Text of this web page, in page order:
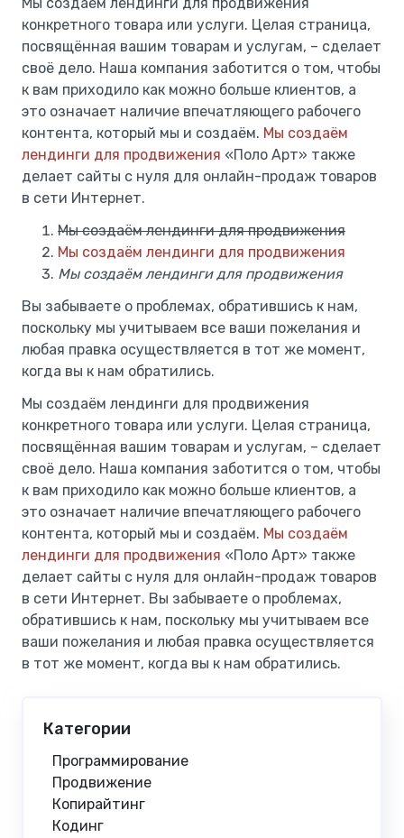
конкретного товара или услуги. Целая страница,
посвящённая вашим товарам и услугам, – сделает
своё дело. Наша компания заботится о том, чтобы
к вам приходило как можно больше клиентов, а
это означает наличие впечатляющего рабочего
контента, который мы и создаём. Мы создаём
лендинги для продвижения «Поло Арт» также
делает сайты с нуля для онлайн-продаж товаров
в сети Интернет.
Мы создаём лендинги для продвижения
Мы создаём лендинги для продвижения
Мы создаём лендинги для продвижения
Вы забываете о проблемах, обратившись к нам,
поскольку мы учитываем все ваши пожелания и
любая правка осуществляется в тот же момент,
когда вы к нам обратились.
Мы создаём лендинги для продвижения
конкретного товара или услуги. Целая страница,
посвящённая вашим товарам и услугам, – сделает
своё дело. Наша компания заботится о том, чтобы
к вам приходило как можно больше клиентов, а
это означает наличие впечатляющего рабочего
контента, который мы и создаём. Мы создаём
лендинги для продвижения «Поло Арт» также
делает сайты с нуля для онлайн-продаж товаров
в сети Интернет. Вы забываете о проблемах,
обратившись к нам, поскольку мы учитываем все
ваши пожелания и любая правка осуществляется
в тот же момент, когда вы к нам обратились.
Категории
Программирование
Продвижение
Копирайтинг
Кодинг